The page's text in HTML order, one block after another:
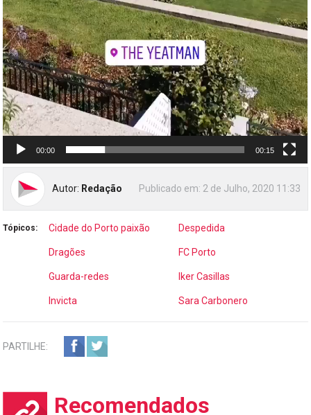
00:00 00:15
Autor: Redação Publicado em: 2 de Julho, 2020 11:33
Tópicos: Cidade do Porto paixão Despedida
Dragões FC Porto
Guarda-redes Iker Casillas
Invicta Sara Carbonero
PARTILHE:
Recomendados